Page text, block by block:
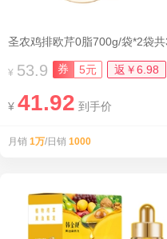
圣农鸡排欧芹0脂700g/袋*2袋
¥ 53.9 券 5元 返￥6.98
¥ 41.92 到手价
月销 1万/日销 1000